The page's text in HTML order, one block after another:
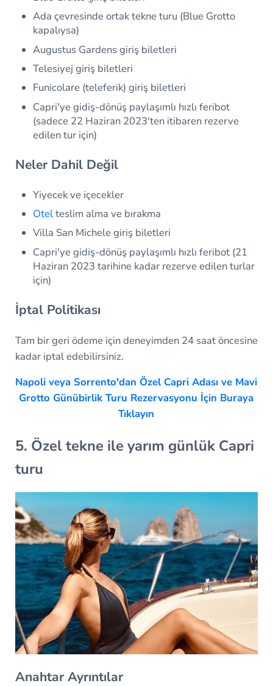
Ada çevresinde ortak tekne turu (Blue Grotto
kapalıysa)
Augustus Gardens giriş biletleri
Telesiyej giriş biletleri
Funicolare (teleferik) giriş biletleri
Capri'ye gidiş-dönüş paylaşımlı hızlı feribot
(sadece 22 Haziran 2023'ten itibaren rezerve
edilen tur için)
Neler Dahil Değil
Yiyecek ve içecekler
Otelteslim alma ve bırakma
Villa San Michele giriş biletleri
Capri'ye gidiş-dönüş paylaşımlı hızlı feribot (21
Haziran 2023 tarihine kadar rezerve edilen turlar
için)
İptal Politikası
Tam bir geri ödeme için deneyimden 24 saat öncesine
kadar iptal edebilirsiniz.
Napoli veya Sorrento'dan Özel Capri Adası ve Mavi
Grotto Günübirlik Turu Rezervasyonu İçin Buraya
Tıklayın
5. Özel tekne ile yarım günlük Capri
turu
Anahtar Ayrıntılar